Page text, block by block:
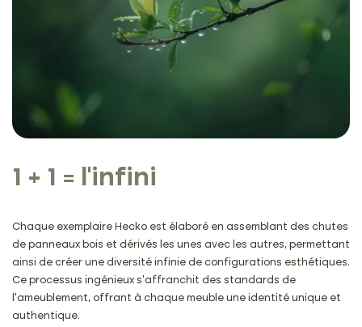
1 + 1 = l'infini
Chaque exemplaire Hecko est élaboré en assemblant des chutes
de panneaux bois et dérivés les unes avec les autres, permettant
ainsi de créer une diversité infinie de configurations esthétiques.
Ce processus ingénieux s’affranchit des standards de
l’ameublement, offrant à chaque meuble une identité unique et
authentique.